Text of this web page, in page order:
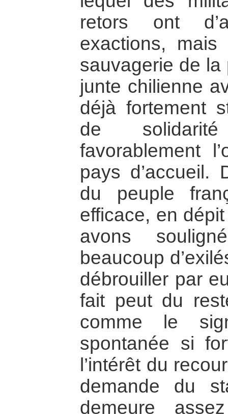
retors ont
exactions,
sauvagerie de
junte chilienne
déjà fortement
de
favorablement
pays d’accueil.
du peuple
efficace, en
avons
beaucoup
débrouiller par
fait peut du
comme le
spontanée si
l’intérêt du
demande du
demeure